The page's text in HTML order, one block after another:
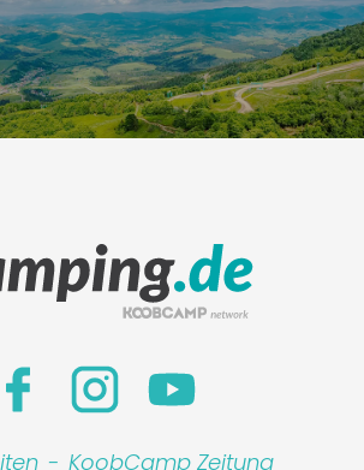
- KoobCamp Zeitung